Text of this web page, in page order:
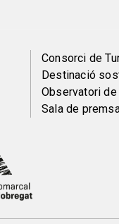
Menú
del
Consorci de
Destinació
Observatori de
Sala de